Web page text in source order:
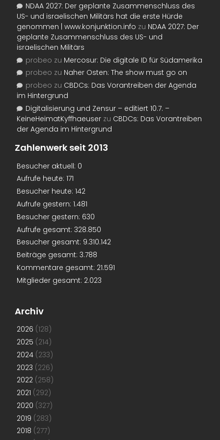
NDAA 2027: Der geplante Zusammenschluss des
US- und israelischen Militärs hat die erste Hürde
genommen | www.konjunktion.info zu NDAA 2027: Der
geplante Zusammenschluss des US- und
israelischen Militärs
probeo zu Mercosur: Die digitale ID für Südamerika
probeo zu Naher Osten: The show must go on
probeo zu CBDCs: Das Vorantreiben der Agenda
im Hintergrund
Digitalisierung und Zensur – editiert 10.7. –
KeineHeimatKyffhaeuser zu CBDCs: Das Vorantreiben
der Agenda im Hintergrund
Zahlenwerk seit 2013
Besucher aktuell: 0
Aufrufe heute: 171
Besucher heute: 142
Aufrufe gestern: 1.481
Besucher gestern: 630
Aufrufe gesamt: 328.850
Besucher gesamt: 9.310.142
Beiträge gesamt: 3.788
Kommentare gesamt: 21.591
Mitglieder gesamt: 2.023
Archiv
2026 (128)
2025 (214)
2024 (233)
2023 (226)
2022 (258)
2021 (292)
2020 (327)
2019 (283)
2018 (277)